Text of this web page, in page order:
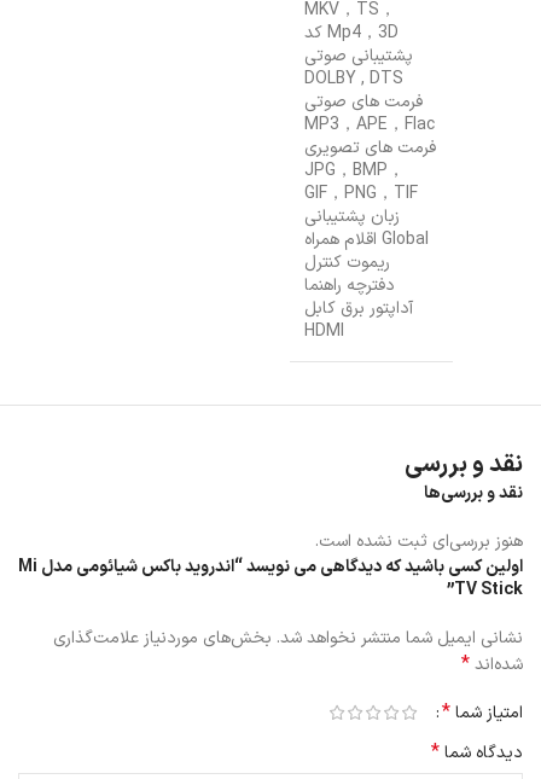
MKV，TS，
Mp4，3D کد
پشتیبانی صوتی
DOLBY , DTS
فرمت های صوتی
MP3，APE，Flac
فرمت های تصویری
JPG，BMP，
GIF，PNG，TIF
زبان پشتیبانی
Global اقلام همراه
ریموت کنترل
دفترچه راهنما
آداپتور برق کابل
HDMI
نقد و بررسی
نقد و بررسی‌ها
هنوز بررسی‌ای ثبت نشده است.
اولین کسی باشید که دیدگاهی می نویسد “اندروید باکس شیائومی مدل Mi
TV Stick”
نشانی ایمیل شما منتشر نخواهد شد. بخش‌های موردنیاز علامت‌گذاری
شده‌اند*
امتیاز شما*
دیدگاه شما*